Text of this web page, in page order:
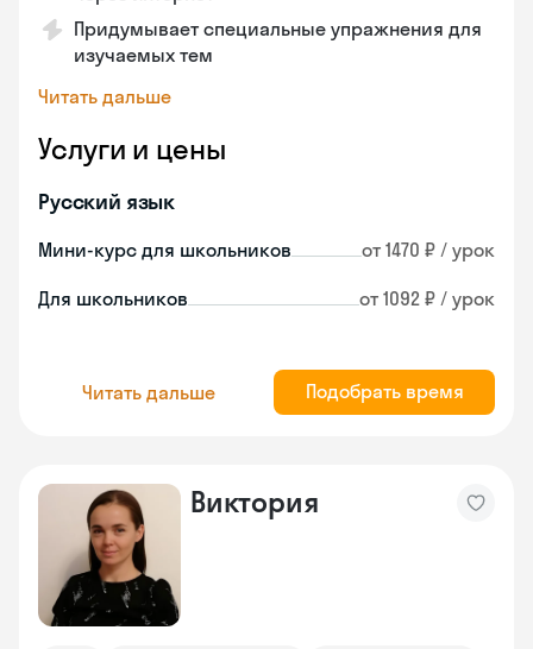
Придумывает специальные упражнения для
изучаемых тем
Читать дальше
Услуги и цены
Русский язык
Мини-курс для школьников от 1470 ₽ / урок
Для школьников от 1092 ₽ / урок
Читать дальше Подобрать время
Виктория